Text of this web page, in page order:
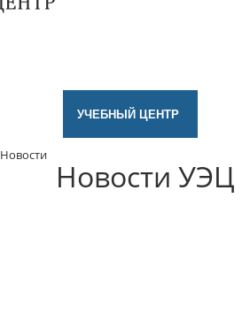
УЧЕБНЫЙ ЦЕНТР
Новости
Новости УЭЦ